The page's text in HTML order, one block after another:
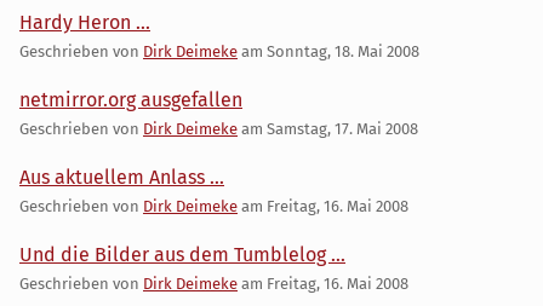
Hardy Heron ...
Geschrieben von Dirk Deimeke am Sonntag, 18. Mai 2008
netmirror.org ausgefallen
Geschrieben von Dirk Deimeke am Samstag, 17. Mai 2008
Aus aktuellem Anlass ...
Geschrieben von Dirk Deimeke am Freitag, 16. Mai 2008
Und die Bilder aus dem Tumblelog ...
Geschrieben von Dirk Deimeke am Freitag, 16. Mai 2008